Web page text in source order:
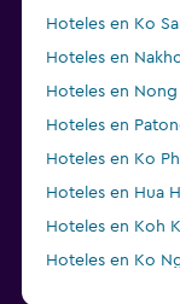
Hoteles en Ko
Hoteles en
Hoteles en Nong
Hoteles en
Hoteles en Ko
Hoteles en Hua
Hoteles en Koh
Hoteles en Ko